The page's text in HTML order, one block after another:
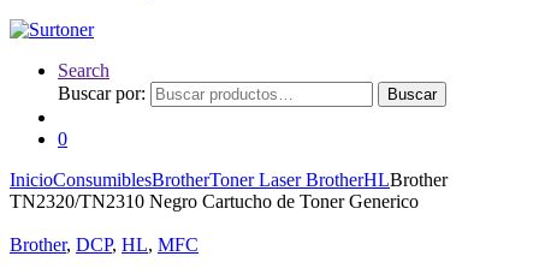
Search
Buscar por:
Buscar
0
InicioConsumiblesBrotherToner Laser BrotherHLBrother
TN2320/TN2310 Negro Cartucho de Toner Generico
Brother, DCP, HL, MFC